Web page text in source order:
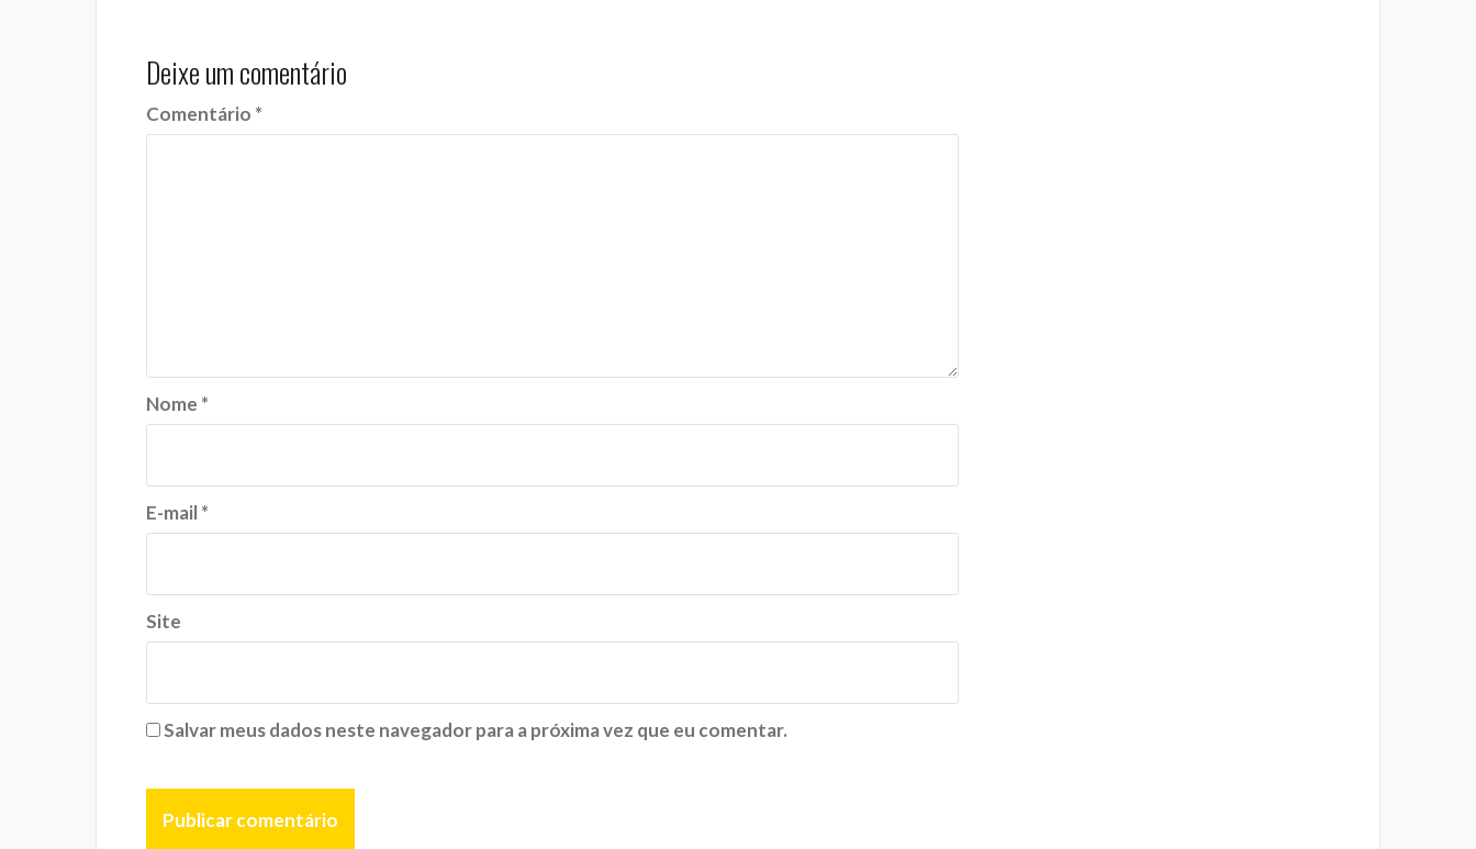
Deixe um comentário
Comentário *
Nome *
E-mail*
Site
Salvar meus dados neste navegador para a próxima vez que eu comentar.